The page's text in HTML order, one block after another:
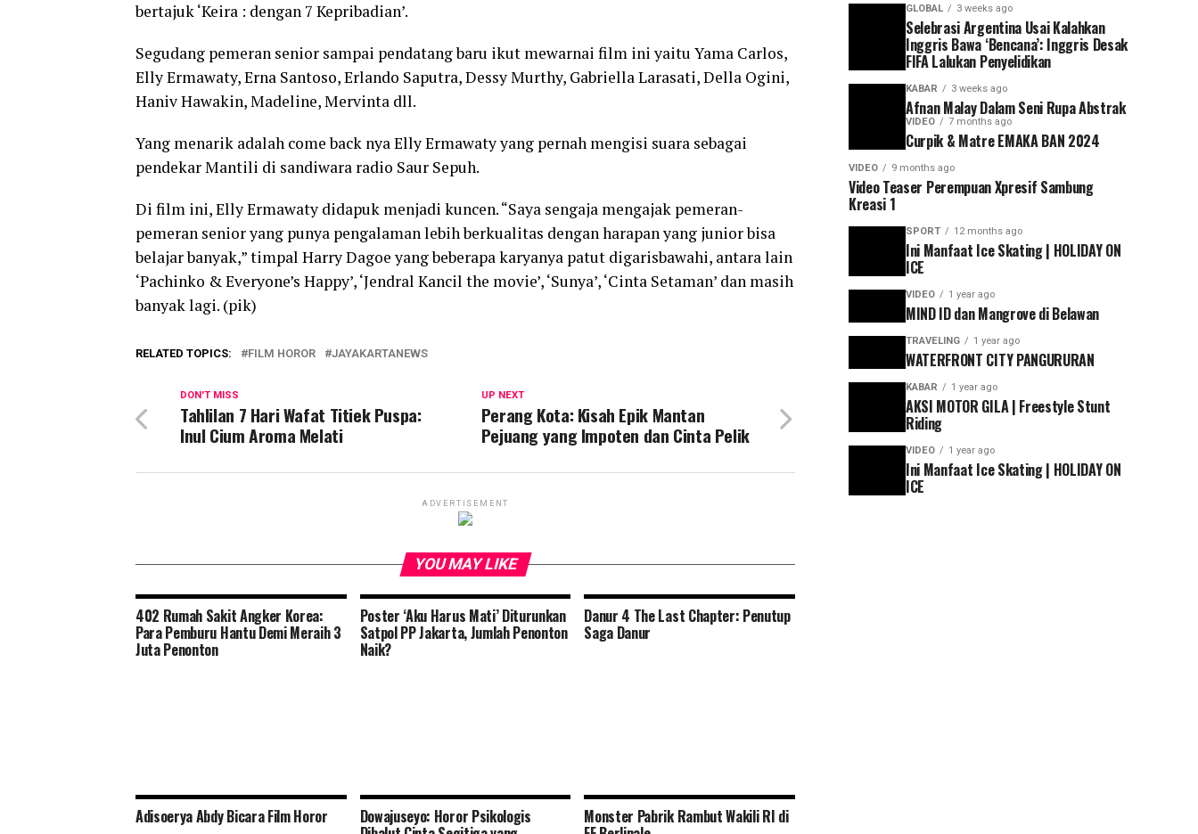
bertajuk ‘Keira : dengan 7 Kepribadian’.
Segudang pemeran senior sampai pendatang baru ikut mewarnai film ini yaitu Yama Carlos,
Elly Ermawaty, Erna Santoso, Erlando Saputra, Dessy Murthy, Gabriella Larasati, Della Ogini,
Haniv Hawakin, Madeline, Mervinta dll.
Yang menarik adalah come back nya Elly Ermawaty yang pernah mengisi suara sebagai
pendekar Mantili di sandiwara radio Saur Sepuh.
Di film ini, Elly Ermawaty didapuk menjadi kuncen. “Saya sengaja mengajak pemeran-
pemeran senior yang punya pengalaman lebih berkualitas dengan harapan yang junior bisa
belajar banyak,” timpal Harry Dagoe yang beberapa karyanya patut digarisbawahi, antara lain
‘Pachinko & Everyone’s Happy’, ‘Jendral Kancil the movie’, ‘Sunya’, ‘Cinta Setaman’ dan masih
banyak lagi. (pik)
RELATED TOPICS: FILM HOROR JAYAKARTANEWS
UP NEXT
Perang Kota: Kisah Epik Mantan
Pejuang yang Impoten dan Cinta Pelik
DON'T MISS
Tahlilan 7 Hari Wafat Titiek Puspa:
Inul Cium Aroma Melati
ADVERTISEMENT
YOU MAY LIKE
402 Rumah Sakit Angker Korea:
Para Pemburu Hantu Demi Meraih 3
Juta Penonton
Poster ‘Aku Harus Mati’ Diturunkan
Satpol PP Jakarta, Jumlah Penonton
Naik?
Danur 4 The Last Chapter: Penutup
Saga Danur
Adisoerya Abdy Bicara Film Horor Dowajuseyo: Horor Psikologis Monster Pabrik Rambut Wakili RI di
GLOBAL 3 weeks ago
Selebrasi Argentina Usai Kalahkan
Inggris Bawa ‘Bencana’: Inggris Desak
FIFA Lalukan Penyelidikan
KABAR 3 weeks ago
Afnan Malay Dalam Seni Rupa Abstrak
VIDEO 7 months ago
Curpik & Matre EMAKA BAN 2024
VIDEO 9 months ago
Video Teaser Perempuan Xpresif Sambung
Kreasi 1
SPORT 12 months ago
Ini Manfaat Ice Skating | HOLIDAY ON
ICE
VIDEO 1 year ago
MIND ID dan Mangrove di Belawan
TRAVELING 1 year ago
WATERFRONT CITY PANGURURAN
KABAR 1 year ago
AKSI MOTOR GILA | Freestyle Stunt
Riding
VIDEO 1 year ago
Ini Manfaat Ice Skating | HOLIDAY ON
ICE